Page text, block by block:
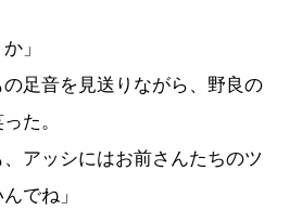
」
足音を見送りながら、野良の
た。
、アッシにはお前さんたちのツ
でね」